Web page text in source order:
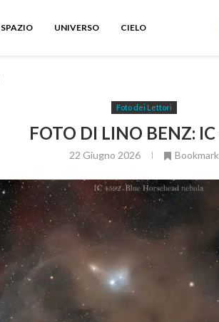
SPAZIO UNIVERSO CIELO
Foto dei Lettori
FOTO DI LINO BENZ:
22 Giugno 2026 Bookmark